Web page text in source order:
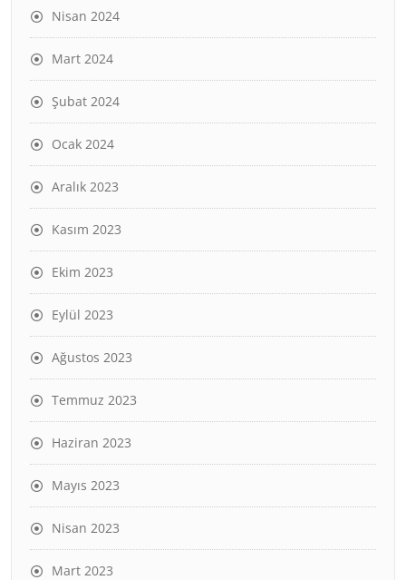
Nisan 2024
Mart 2024
Şubat 2024
Ocak 2024
Aralık 2023
Kasım 2023
Ekim 2023
Eylül 2023
Ağustos 2023
Temmuz 2023
Haziran 2023
Mayıs 2023
Nisan 2023
Mart 2023